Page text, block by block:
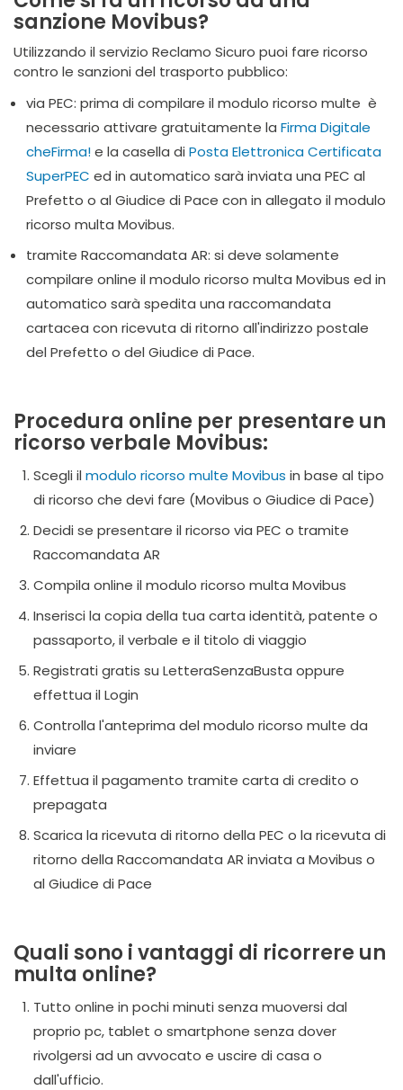
sanzione Movibus?
Utilizzando il servizio Reclamo Sicuro puoi fare ricorso
contro le sanzioni del trasporto pubblico:
via PEC: prima di compilare il modulo ricorso multe è
necessario attivare gratuitamente la Firma Digitale
cheFirma!e la casella di Posta Elettronica Certificata
SuperPEC ed in automatico sarà inviata una PEC al
Prefetto o al Giudice di Pace con in allegato il modulo
ricorso multa Movibus.
tramite Raccomandata AR: si deve solamente
compilare online il modulo ricorso multa Movibus ed in
automatico sarà spedita una raccomandata
cartacea con ricevuta di ritorno all'indirizzo postale
del Prefetto o del Giudice di Pace.
Procedura online per presentare un
ricorso verbale Movibus:
Scegli il modulo ricorso multe Movibus in base al tipo
di ricorso che devi fare (Movibus o Giudice di Pace)
Decidi se presentare il ricorso via PEC o tramite
Raccomandata AR
Compila online il modulo ricorso multa Movibus
Inserisci la copia della tua carta identità, patente o
passaporto, il verbale e il titolo di viaggio
Registrati gratis su LetteraSenzaBusta oppure
effettua il Login
Controlla l'anteprima del modulo ricorso multe da
inviare
Effettua il pagamento tramite carta di credito o
prepagata
Scarica la ricevuta di ritorno della PEC o la ricevuta di
ritorno della Raccomandata AR inviata a Movibus o
al Giudice di Pace
Quali sono i vantaggi di ricorrere un
multa online?
Tutto online in pochi minuti senza muoversi dal
proprio pc, tablet o smartphone senza dover
rivolgersi ad un avvocato e uscire di casa o
dall'ufficio.